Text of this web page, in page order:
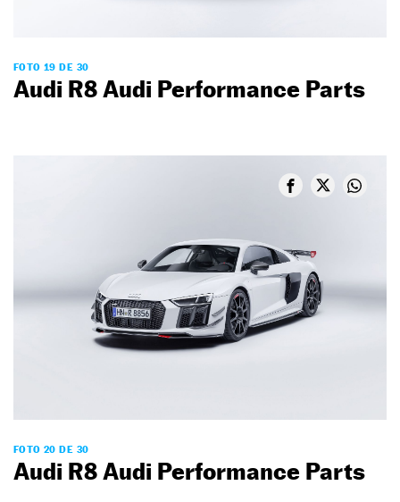
FOTO 19 DE 30
Audi R8 Audi Performance Parts
FOTO 20 DE 30
Audi R8 Audi Performance Parts